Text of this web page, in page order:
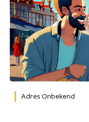
Adres Onbekend